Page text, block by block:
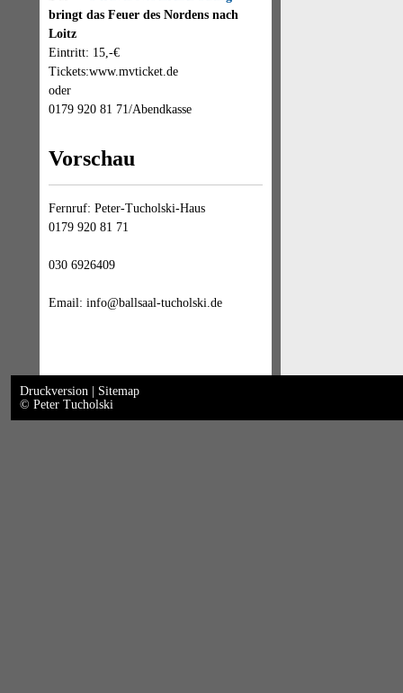
bringt das Feuer des Nordens nach
Loitz
Eintritt: 15,-€
Tickets:www.mvticket.de
oder
0179 920 81 71/Abendkasse
Vorschau
Fernruf: Peter-Tucholski-Haus
0179 920 81 71
030 6926409
Email: info@ballsaal-tucholski.de
Druckversion
Sitemap
© Peter Tucholski